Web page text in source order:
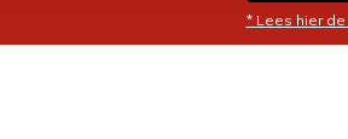
* Lees hier